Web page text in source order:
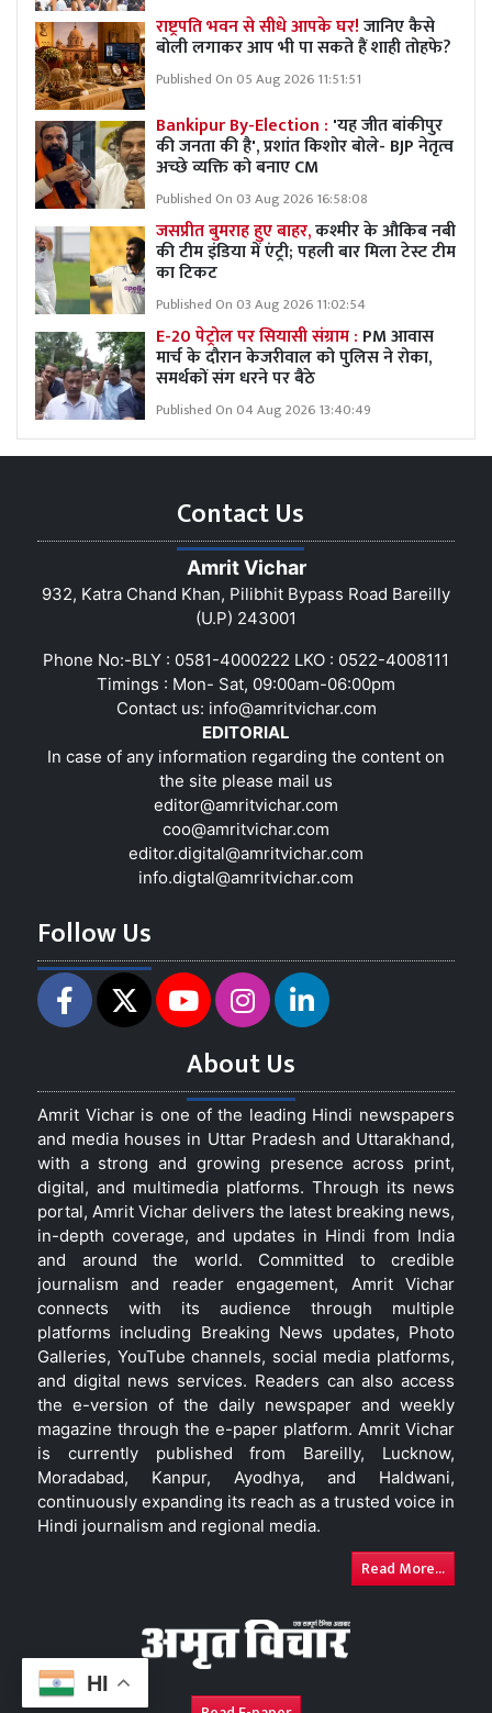
HI
राष्ट्रपति भवन से सीधे आपके घर!जानिए कैसे
बोली लगाकर आप भी पा सकते हैं शाही तोहफे?
Published On 05 Aug 2026 11:51:51
Bankipur By-Election : 'यह जीत बांकीपुर
की जनता की है', प्रशांत किशोर बोले- BJP नेतृत्व
अच्छे व्यक्ति को बनाए CM
Published On 03 Aug 2026 16:58:08
जसप्रीत बुमराह हुए बाहर,कश्मीर के औकिब नबी
की टीम इंडिया में एंट्री; पहली बार मिला टेस्ट टीम
का टिकट
Published On 03 Aug 2026 11:02:54
E-20 पेट्रोल पर सियासी संग्राम : PM आवास
मार्च के दौरान केजरीवाल को पुलिस ने रोका,
समर्थकों संग धरने पर बैठे
Published On 04 Aug 2026 13:40:49
Contact Us
Amrit Vichar
932, Katra Chand Khan, Pilibhit Bypass Road Bareilly
(U.P) 243001
Phone No:-BLY : 0581-4000222 LKO : 0522-4008111
Timings : Mon- Sat, 09:00am-06:00pm
Contact us: info@amritvichar.com
EDITORIAL
In case of any information regarding the content on
the site please mail us
editor@amritvichar.com
coo@amritvichar.com
editor.digital@amritvichar.com
info.digtal@amritvichar.com
Follow Us
About Us
Amrit Vichar is one of the leading Hindi newspapers
and media houses in Uttar Pradesh and Uttarakhand,
with a strong and growing presence across print,
digital, and multimedia platforms. Through its news
portal, Amrit Vichar delivers the latest breaking news,
in-depth coverage, and updates in Hindi from India
and around the world. Committed to credible
journalism and reader engagement, Amrit Vichar
connects with its audience through multiple
platforms including Breaking News updates, Photo
Galleries, YouTube channels, social media platforms,
and digital news services. Readers can also access
the e-version of the daily newspaper and weekly
magazine through the e-paper platform. Amrit Vichar
is currently published from Bareilly, Lucknow,
Moradabad, Kanpur, Ayodhya, and Haldwani,
continuously expanding its reach as a trusted voice in
Hindi journalism and regional media.
Read More...